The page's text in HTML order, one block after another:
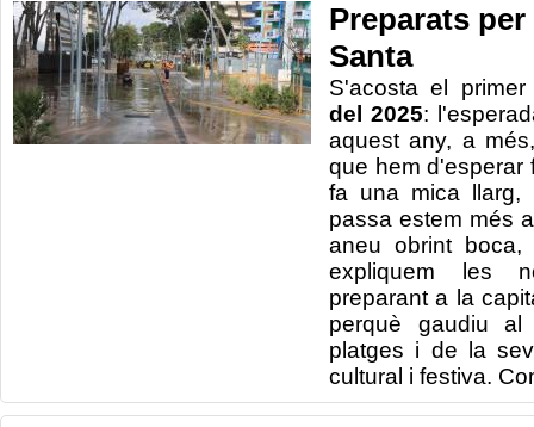
Preparats
Santa
S'acosta el
del 2025:
aquest any, a
que hem d'esperar
fa una mica
passa estem més
aneu obrint
expliquem les
preparant a la
perquè gaudiu
platges i de la
cultural i festiva.